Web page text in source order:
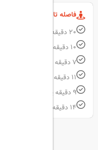
فاصله تا مکان های مهم
20 دقیقه با خودرو فاصله تا فرودگاه Istanbul Airport
10 دقیقه با خودرو فاصله تا مترو Taksim
7 دقیقه با خودرو فاصله تا بیمارستان Acibadem تقسیم
11 دقیقه پیاده فاصله تا میدان Taksim Square
9 دقیقه پیاده فاصله تا Taksim Tram Stop
14 دقیقه پیاده فاصله تا Dolmabahce Palace